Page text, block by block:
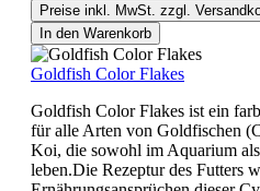
Preise inkl. MwSt. zzgl.
In den Warenkorb
Goldfish Color Flakes
Goldfish Color Flakes ist ein
für alle Arten von Goldfischen
Koi, die sowohl im Aquarium
leben.Die Rezeptur des Futters